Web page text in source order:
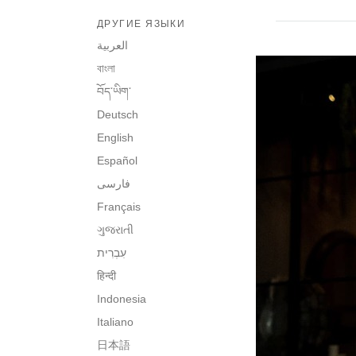
ДРУГИЕ ЯЗЫКИ
العربية
বাংলা
བོད་ཡིག་
Deutsch
English
Español
فارسی
Français
ગુજરાતી
हिन्दी
Indonesia
Italiano
日本語